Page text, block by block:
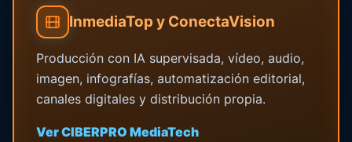
InmediaTop y ConectaVision
Producción con IA supervisada, vídeo, audio,
imagen, infografías, automatización editorial,
canales digitales y distribución propia.
Ver CIBERPRO MediaTech